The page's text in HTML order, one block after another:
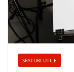
SFATURI UTILE